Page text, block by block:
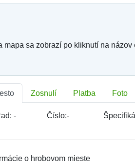
mapa sa zobrazí po kliknutí na
Zosnulí Platba Foto
- Číslo:-
o hrobovom mieste